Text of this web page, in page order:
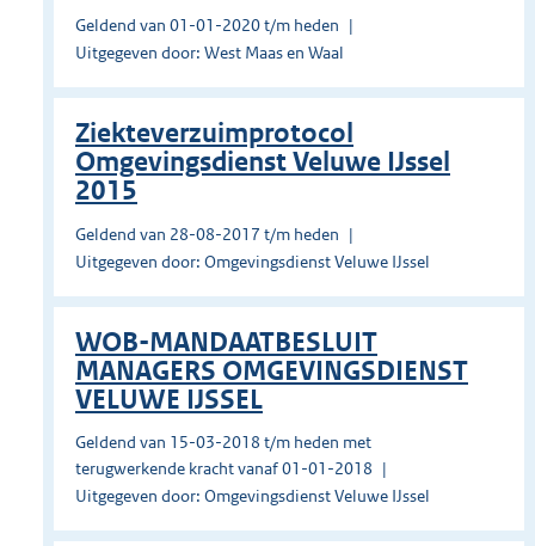
Geldend van 01-01-2020 t/m heden
Uitgegeven door: West Maas en Waal
Ziekteverzuimprotocol
Omgevingsdienst Veluwe IJssel
2015
Geldend van 28-08-2017 t/m heden
Uitgegeven door: Omgevingsdienst Veluwe IJssel
WOB-MANDAATBESLUIT
MANAGERS OMGEVINGSDIENST
VELUWE IJSSEL
Geldend van 15-03-2018 t/m heden met
terugwerkende kracht vanaf 01-01-2018
Uitgegeven door: Omgevingsdienst Veluwe IJssel